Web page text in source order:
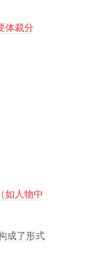
体裁分
如人物中
成了形式